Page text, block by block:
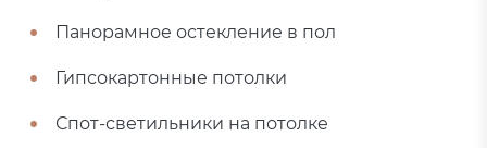
Панорамное остекление в пол
Гипсокартонные потолки
Спот-светильники на потолке